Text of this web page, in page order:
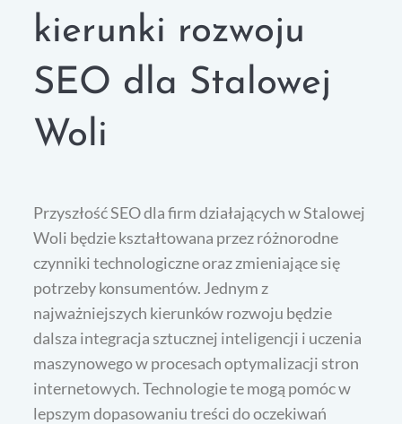
kierunki rozwoju
SEO dla Stalowej
Woli
Przyszłość SEO dla firm działających w Stalowej
Woli będzie kształtowana przez różnorodne
czynniki technologiczne oraz zmieniające się
potrzeby konsumentów. Jednym z
najważniejszych kierunków rozwoju będzie
dalsza integracja sztucznej inteligencji i uczenia
maszynowego w procesach optymalizacji stron
internetowych. Technologie te mogą pomóc w
lepszym dopasowaniu treści do oczekiwań